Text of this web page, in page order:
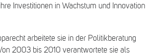
Investitionen in Wachstum und Innovation
arbeitete sie in der Politikberatung
2003 bis 2010 verantwortete sie als